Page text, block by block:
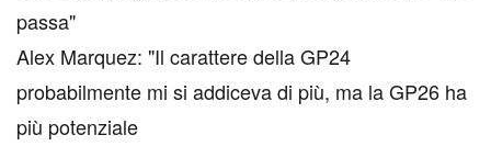
passa"
Alex Marquez: "Il carattere della GP24
probabilmente mi si addiceva di più, ma la GP26 ha
più potenziale